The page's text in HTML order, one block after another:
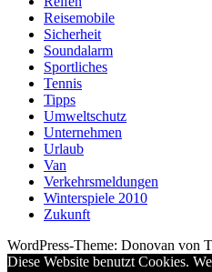
Reisemobile
Sicherheit
Soundalarm
Sportliches
Tennis
Tipps
Umweltschutz
Unternehmen
Urlaub
Van
Verkehrsmeldungen
Winterspiele 2010
Zukunft
WordPress-Theme: Donovan von
Diese Website benutzt Cookies.